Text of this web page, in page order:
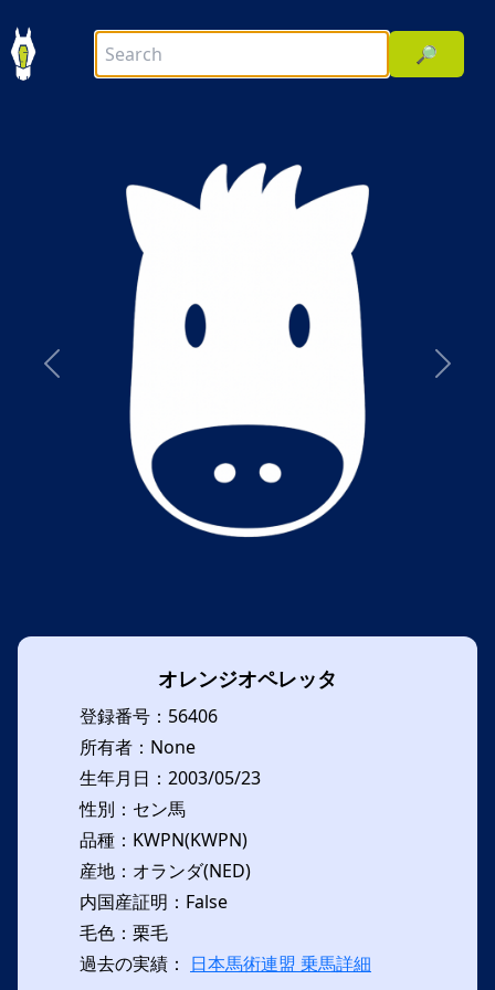
🔎
前へ 次へ
オレンジオペレッタ
登録番号：56406
所有者：None
生年月日：2003/05/23
性別：セン馬
品種：KWPN(KWPN)
産地：オランダ(NED)
内国産証明：False
毛色：栗毛
過去の実績： 日本馬術連盟 乗馬詳細